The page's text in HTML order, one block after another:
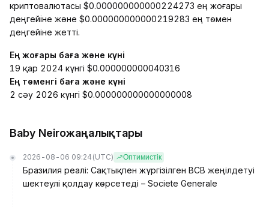
криптовалютасы $0.000000000000224273 ең жоғары
деңгейіне және $0.000000000000219283 ең төмен
деңгейіне жетті.
Ең жоғары баға және күні
19 қар 2024 күнгі $0.000000000040316
Ең төменгі баға және күні
2 сәу 2026 күнгі $0.000000000000000008
Baby Neiroжаңалықтары
2026-08-06 09:24 (UTC) Оптимистік
Бразилия реалі: Сақтықпен жүргізілген BCB жеңілдетуі
шектеулі қолдау көрсетеді – Societe Generale